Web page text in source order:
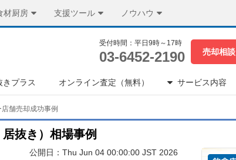
材厨房 支援ツール ノウハウ
受付時間：平日9時～17時
03-6452-2190 売却相談
きプラス オンライン査定（無料） サービス内容
舗売却成功事例
抜き）相場事例
公開日：Thu Jun 04 00:00:00 JST 2026